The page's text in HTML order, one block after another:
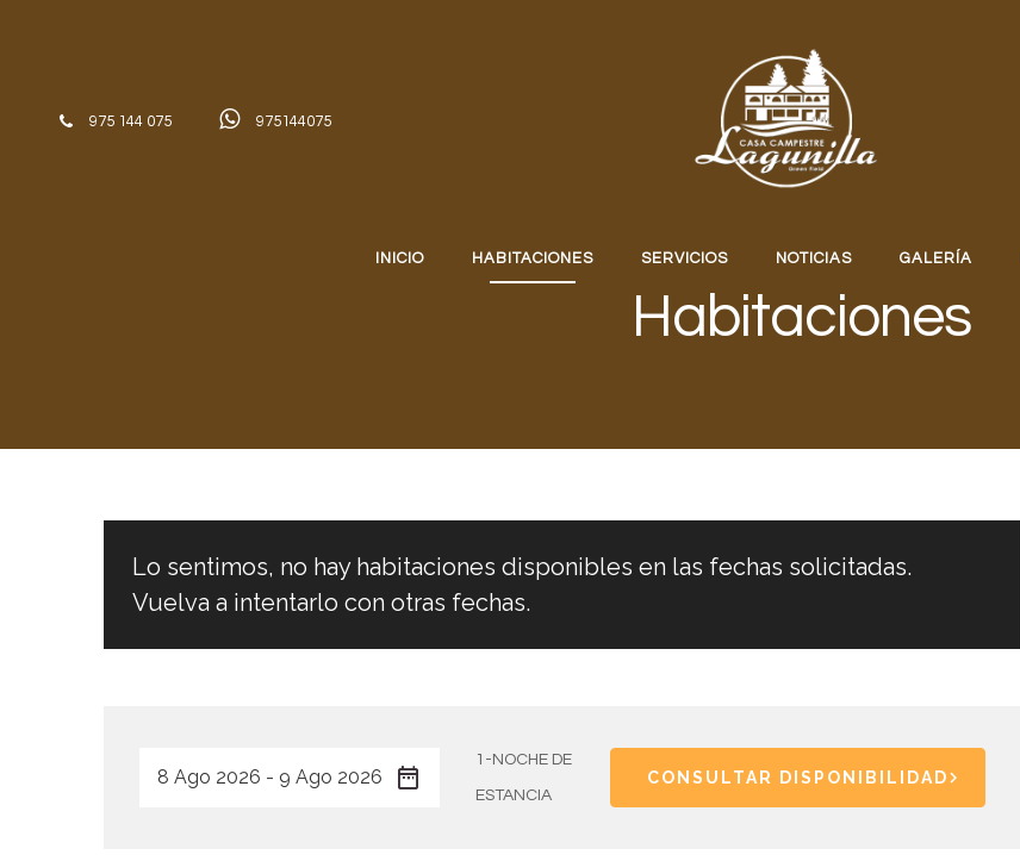
975 144 075 975144075
INICIO HABITACIONES SERVICIOS NOTICIAS GALERÍA
Habitaciones
Lo sentimos, no hay habitaciones disponibles en las fechas solicitadas.
Vuelva a intentarlo con otras fechas.
1-NOCHE DE
ESTANCIA
CONSULTAR DISPONIBILIDAD